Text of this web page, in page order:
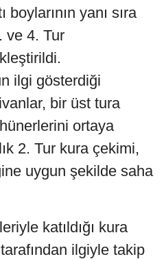
yanı sıra
ve 4. Tur
ilgi gösterdiği
bir üst tura
ortaya
2. Tur kura çekimi,
uygun şekilde saha
katıldığı kura
ilgiyle takip